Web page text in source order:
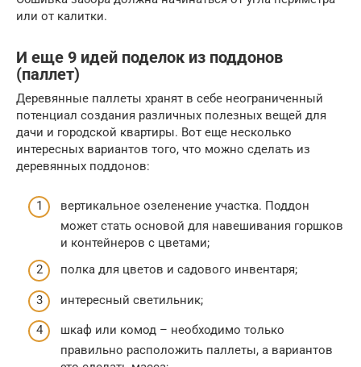
или от калитки.
И еще 9 идей поделок из поддонов
(паллет)
Деревянные паллеты хранят в себе неограниченный
потенциал создания различных полезных вещей для
дачи и городской квартиры. Вот еще несколько
интересных вариантов того, что можно сделать из
деревянных поддонов:
вертикальное озеленение участка. Поддон
может стать основой для навешивания горшков
и контейнеров с цветами;
полка для цветов и садового инвентаря;
интересный светильник;
шкаф или комод – необходимо только
правильно расположить паллеты, а вариантов